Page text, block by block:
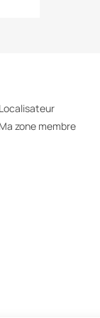
Localisateur
Ma zone membre